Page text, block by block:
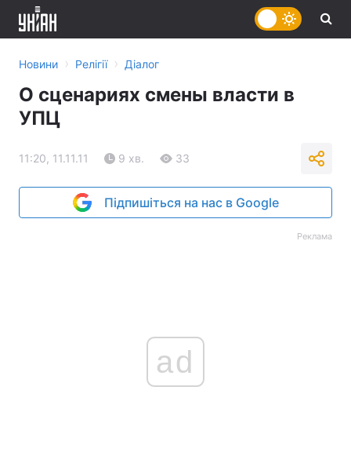
Новини › Релігії › Діалог
О сценариях смены власти в
УПЦ
11:20, 11.11.11 9 хв. 33
Підпишіться на нас в Google
Реклама
ad